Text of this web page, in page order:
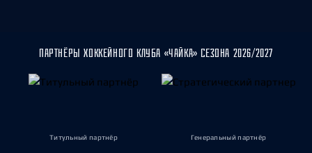
ПАРТНЁРЫ ХОККЕЙНОГО КЛУБА «ЧАЙКА» СЕЗОНА 2026/2027
Титульный партнёр Генеральный партнёр